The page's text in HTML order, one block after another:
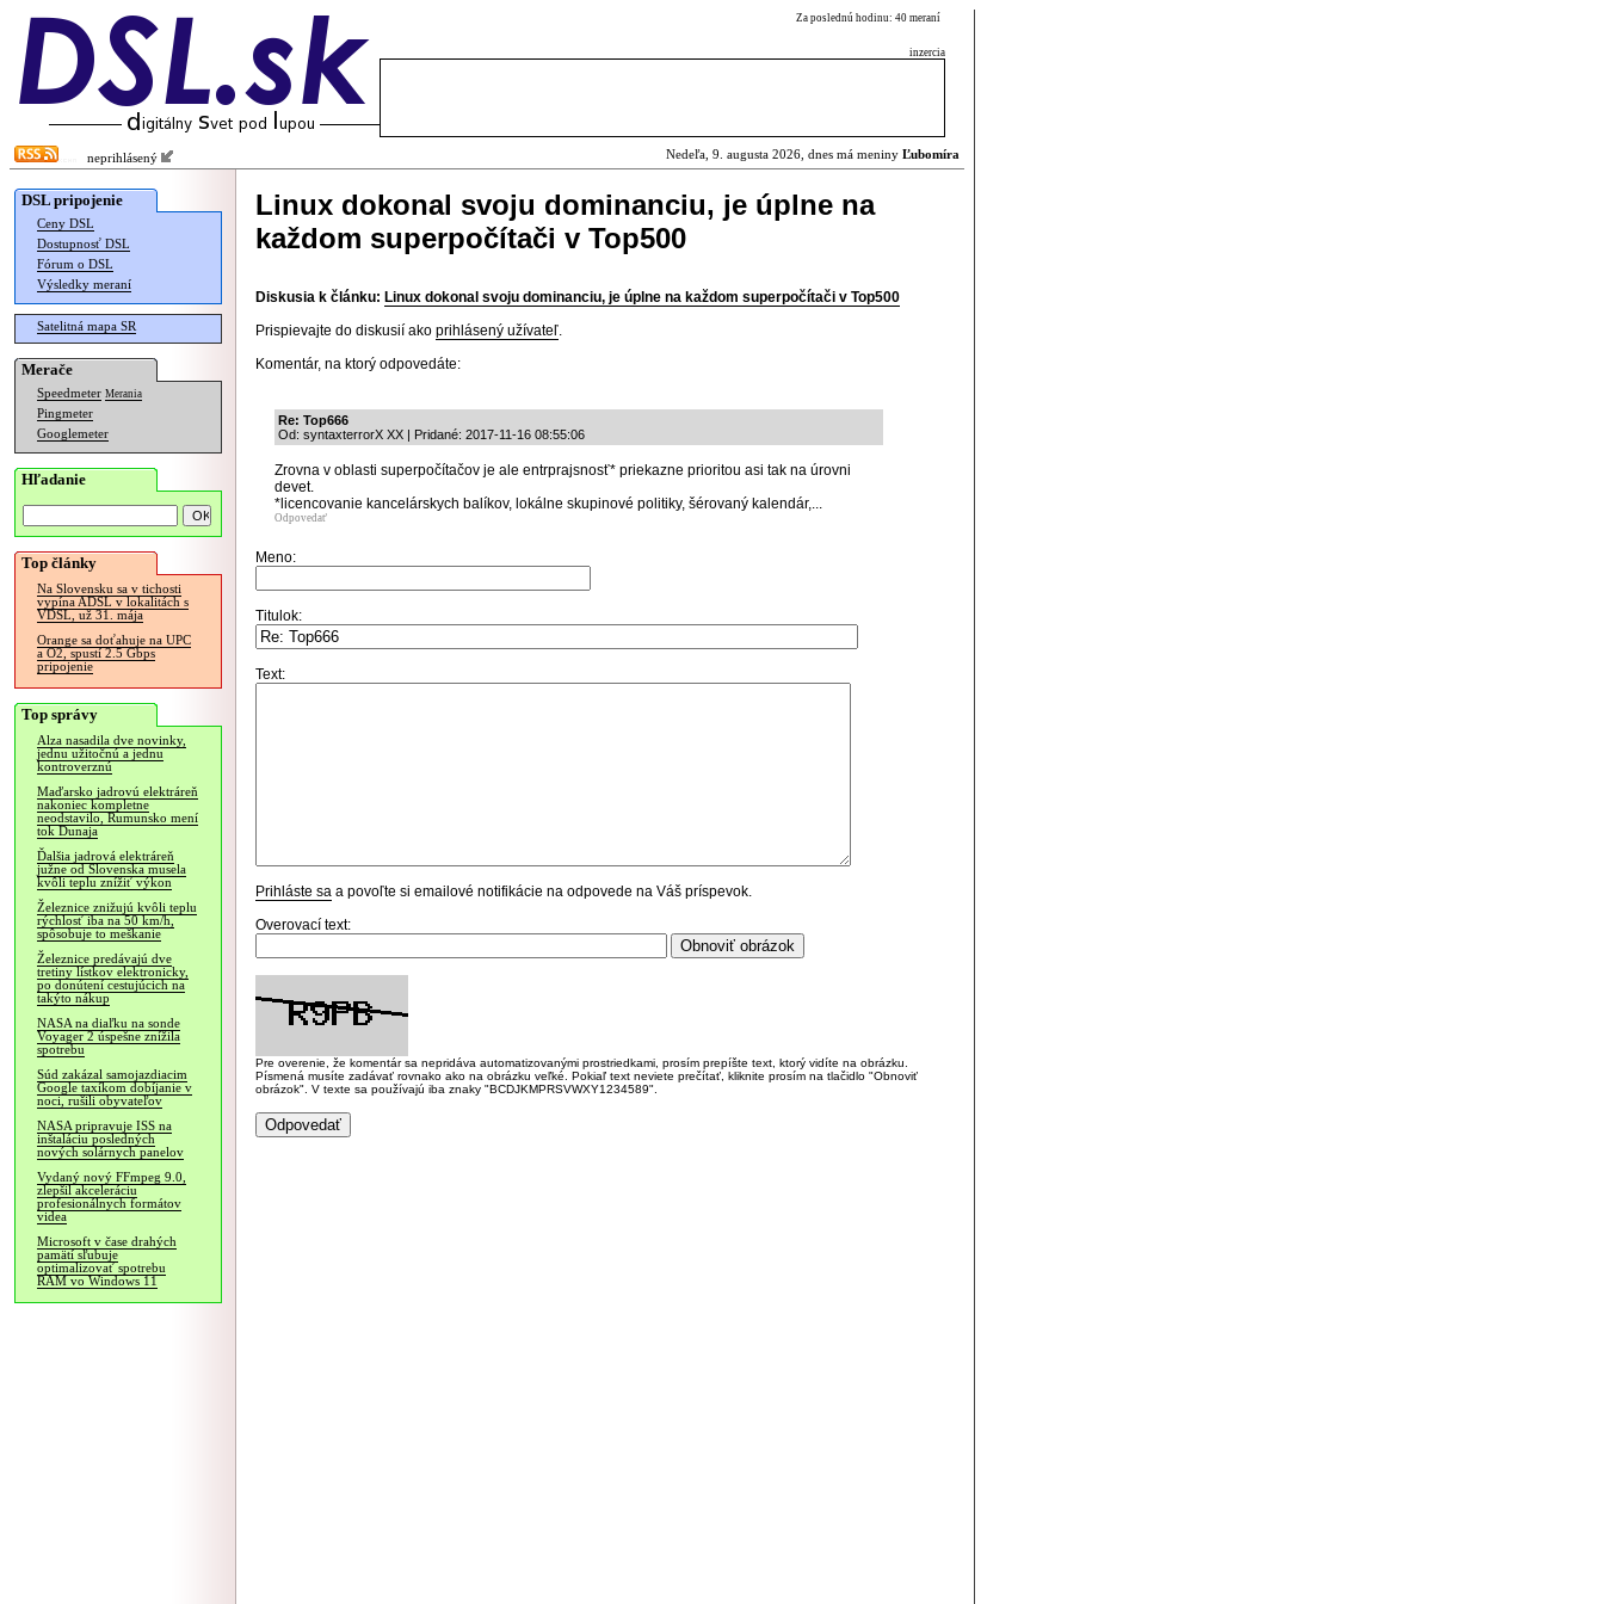
Za poslednú hodinu: 40 meraní
inzercia
neprihlásený Nedeľa, 9. augusta 2026, dnes má meniny Ľubomíra
DSL pripojenie
Ceny DSL
Dostupnosť DSL
Fórum o DSL
Výsledky meraní
Satelitná mapa SR
Merače
Speedmeter Merania
Pingmeter
Googlemeter
Hľadanie
Top články
Na Slovensku sa v tichosti
vypína ADSL v lokalitách s
VDSL, už 31. mája
Orange sa doťahuje na UPC
a O2, spustí 2.5 Gbps
pripojenie
Top správy
Alza nasadila dve novinky,
jednu užitočnú a jednu
kontroverznú
Maďarsko jadrovú elektráreň
nakoniec kompletne
neodstavilo, Rumunsko mení
tok Dunaja
Ďalšia jadrová elektráreň
južne od Slovenska musela
kvôli teplu znížiť výkon
Železnice znižujú kvôli teplu
rýchlosť iba na 50 km/h,
spôsobuje to meškanie
Železnice predávajú dve
tretiny lístkov elektronicky,
po donútení cestujúcich na
takýto nákup
NASA na diaľku na sonde
Voyager 2 úspešne znížila
spotrebu
Súd zakázal samojazdiacim
Google taxíkom dobíjanie v
noci, rušili obyvateľov
NASA pripravuje ISS na
inštaláciu posledných
nových solárnych panelov
Vydaný nový FFmpeg 9.0,
zlepšil akceleráciu
profesionálnych formátov
videa
Microsoft v čase drahých
pamätí sľubuje
optimalizovať spotrebu
RAM vo Windows 11
Linux dokonal svoju dominanciu, je úplne na
každom superpočítači v Top500
Diskusia k článku: Linux dokonal svoju dominanciu, je úplne na každom superpočítači v Top500
Prispievajte do diskusií ako prihlásený užívateľ.
Komentár, na ktorý odpovedáte:
Re: Top666
Od: syntaxterrorX XX | Pridané: 2017-11-16 08:55:06
Zrovna v oblasti superpočítačov je ale entrprajsnosť* priekazne prioritou asi tak na úrovni
devet.
*licencovanie kancelárskych balíkov, lokálne skupinové politiky, šérovaný kalendár,...
Odpovedať
Meno:
Titulok:
Text:
Prihláste sa a povoľte si emailové notifikácie na odpovede na Váš príspevok.
Overovací text:
Pre overenie, že komentár sa nepridáva automatizovanými prostriedkami, prosím prepíšte text, ktorý vidíte na obrázku.
Písmená musíte zadávať rovnako ako na obrázku veľké. Pokiaľ text neviete prečítať, kliknite prosím na tlačidlo "Obnoviť
obrázok". V texte sa používajú iba znaky "BCDJKMPRSVWXY1234589".